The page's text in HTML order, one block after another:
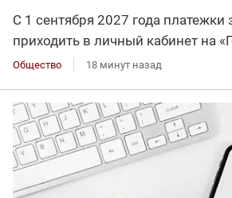
С 1 сентября 2027 года
приходить в личный кабинет на
Общество 18 минут назад